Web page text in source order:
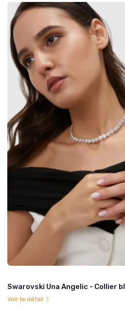
Swarovski Una Angelic - Collier
Voir le détail